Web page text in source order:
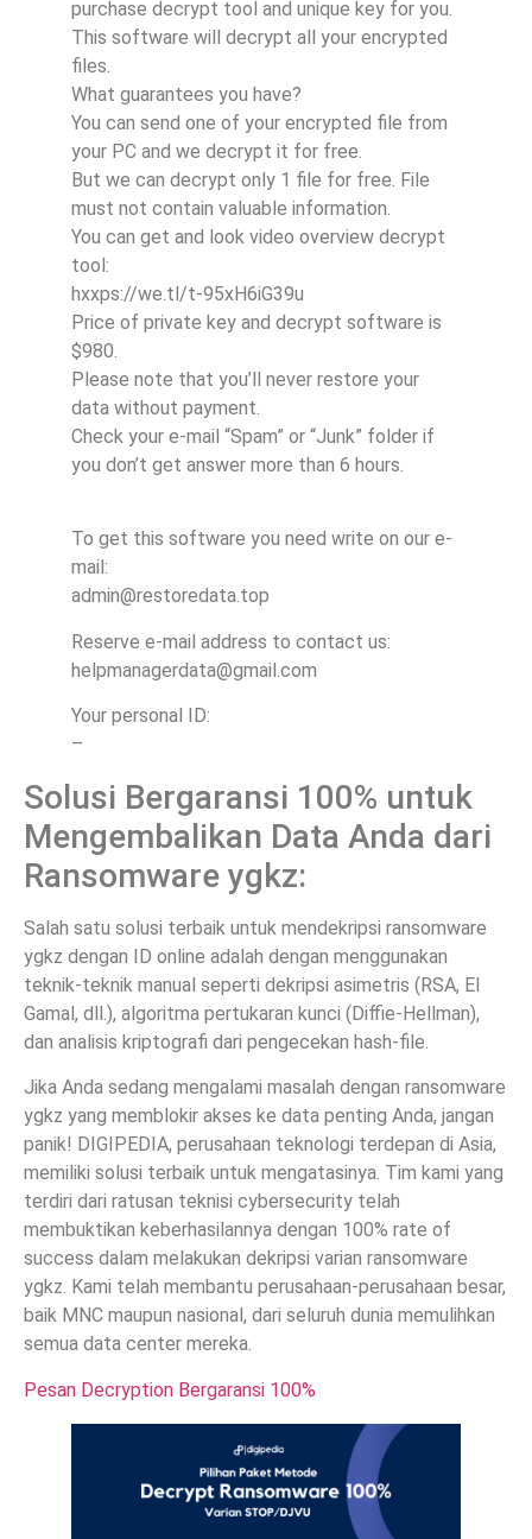
purchase decrypt tool and unique key for you.
This software will decrypt all your encrypted
files.
What guarantees you have?
You can send one of your encrypted file from
your PC and we decrypt it for free.
But we can decrypt only 1 file for free. File
must not contain valuable information.
You can get and look video overview decrypt
tool:
hxxps://we.tl/t-95xH6iG39u
Price of private key and decrypt software is
$980.
Please note that you’ll never restore your
data without payment.
Check your e-mail “Spam” or “Junk” folder if
you don’t get answer more than 6 hours.
To get this software you need write on our e-
mail:
admin@restoredata.top
Reserve e-mail address to contact us:
helpmanagerdata@gmail.com
Your personal ID:
–
Solusi Bergaransi 100% untuk
Mengembalikan Data Anda dari
Ransomware ygkz:
Salah satu solusi terbaik untuk mendekripsi ransomware
ygkz dengan ID online adalah dengan menggunakan
teknik-teknik manual seperti dekripsi asimetris (RSA, El
Gamal, dll.), algoritma pertukaran kunci (Diffie-Hellman),
dan analisis kriptografi dari pengecekan hash-file.
Jika Anda sedang mengalami masalah dengan ransomware
ygkz yang memblokir akses ke data penting Anda, jangan
panik! DIGIPEDIA, perusahaan teknologi terdepan di Asia,
memiliki solusi terbaik untuk mengatasinya. Tim kami yang
terdiri dari ratusan teknisi cybersecurity telah
membuktikan keberhasilannya dengan 100% rate of
success dalam melakukan dekripsi varian ransomware
ygkz. Kami telah membantu perusahaan-perusahaan besar,
baik MNC maupun nasional, dari seluruh dunia memulihkan
semua data center mereka.
Pesan Decryption Bergaransi 100%